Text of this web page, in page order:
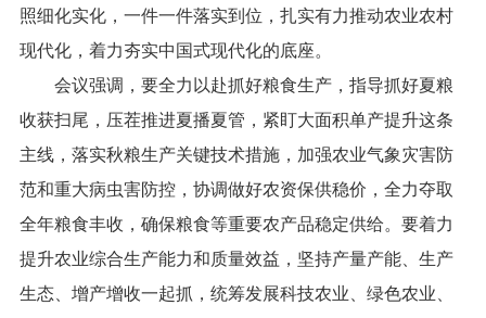
照细化实化，一件一件落实到位，扎实有力推动农业农村
现代化，着力夯实中国式现代化的底座。
会议强调，要全力以赴抓好粮食生产，指导抓好夏粮
收获扫尾，压茬推进夏播夏管，紧盯大面积单产提升这条
主线，落实秋粮生产关键技术措施，加强农业气象灾害防
范和重大病虫害防控，协调做好农资保供稳价，全力夺取
全年粮食丰收，确保粮食等重要农产品稳定供给。要着力
提升农业综合生产能力和质量效益，坚持产量产能、生产
生态、增产增收一起抓，统筹发展科技农业、绿色农业、